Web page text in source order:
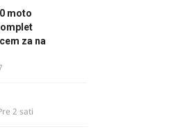
moto
za na
2 sati